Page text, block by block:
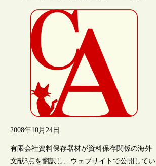
2008年10月24日
有限会社資料保存器材が資料保存関係の海外
文献3点を翻訳し、ウェブサイトで公開してい